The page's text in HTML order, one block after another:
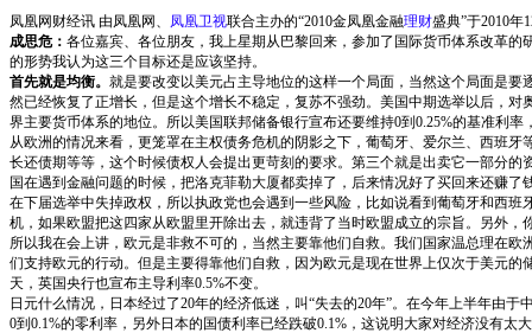
凤凰网财经讯 由凤凰网、 凤凰卫视联合主办的“2010金凤凰金融理财盛典”于2010
成思危： 各位嘉宾、各位朋友，我上星期从巴黎回来，参加了国际货币体系改革
的形势我认为这三个目标还是应该坚持。
首先就是均衡。 就是要改变以美元占主导地位的这样一个局面，当然这个局面是
然已经恢复了正增长，但是这个增长不稳定，复苏不强劲。美国中期选举以后，
界主要货币体系的地位。所以美国联邦储备银行宣布还要维持0到0.25%的基准利
从欧洲的情况来看，更笼罩在主权债务危机的阴影之下，葡萄牙、爱尔兰、西班
长还债期等等，这个时候债权人会提出更苛刻的要求。第三个就是出卖它一部分
国在遇到金融问题的时候，把洛克菲勒大厦都卖掉了，后来情况好了买回来还赚
在下届选举中失掉政权，所以执政党也会遇到一些风险，比如说看到葡萄牙和西
机，如果欧盟把这四家从欧盟里开除出去，就违背了当时欧盟成立的宗旨。另外
所以我在会上讲，欧元是非救不可的，当然主要靠他们自救。我们国家温总理在
们支持欧元的行动。但是主要得靠他们自救，因为欧元是现在世界上仅次于美元
天，英国央行也宣布主导利率0.5%不变。
日元什么情况，日本经过了20年的经济低迷，叫“失去的20年”。在今年上半年由
0到0.1%的零利率，另外日本的国债利率已经跌破0.1%，这说明大家对经济没有